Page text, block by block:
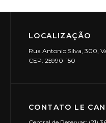
LOCALIZAÇÃO
Rua Antonio Silva, 300,
CEP: 25990-150
CONTATO LE